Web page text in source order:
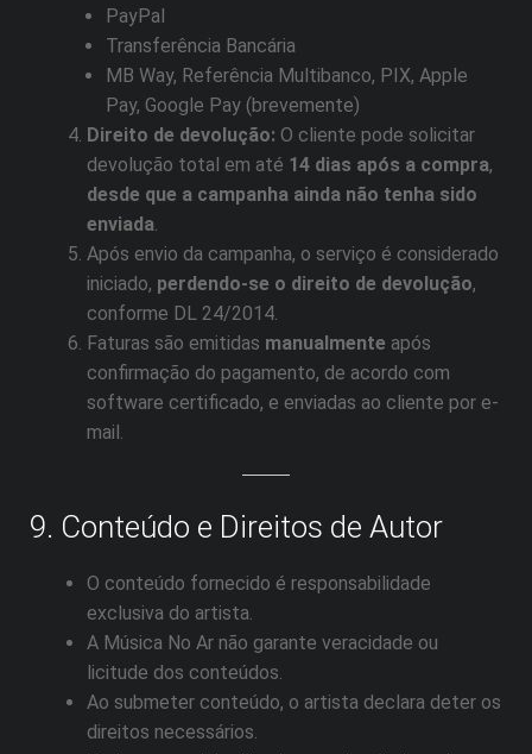
PayPal
Transferência Bancária
MB Way, Referência Multibanco, PIX, Apple
Pay, Google Pay (brevemente)
Direito de devolução: O cliente pode solicitar
devolução total em até 14 dias após a compra,
desde que a campanha ainda não tenha sido
enviada.
Após envio da campanha, o serviço é considerado
iniciado, perdendo-se o direito de devolução,
conforme DL 24/2014.
Faturas são emitidas manualmente após
confirmação do pagamento, de acordo com
software certificado, e enviadas ao cliente por e-
mail.
9. Conteúdo e Direitos de Autor
O conteúdo fornecido é responsabilidade
exclusiva do artista.
A Música No Ar não garante veracidade ou
licitude dos conteúdos.
Ao submeter conteúdo, o artista declara deter os
direitos necessários.